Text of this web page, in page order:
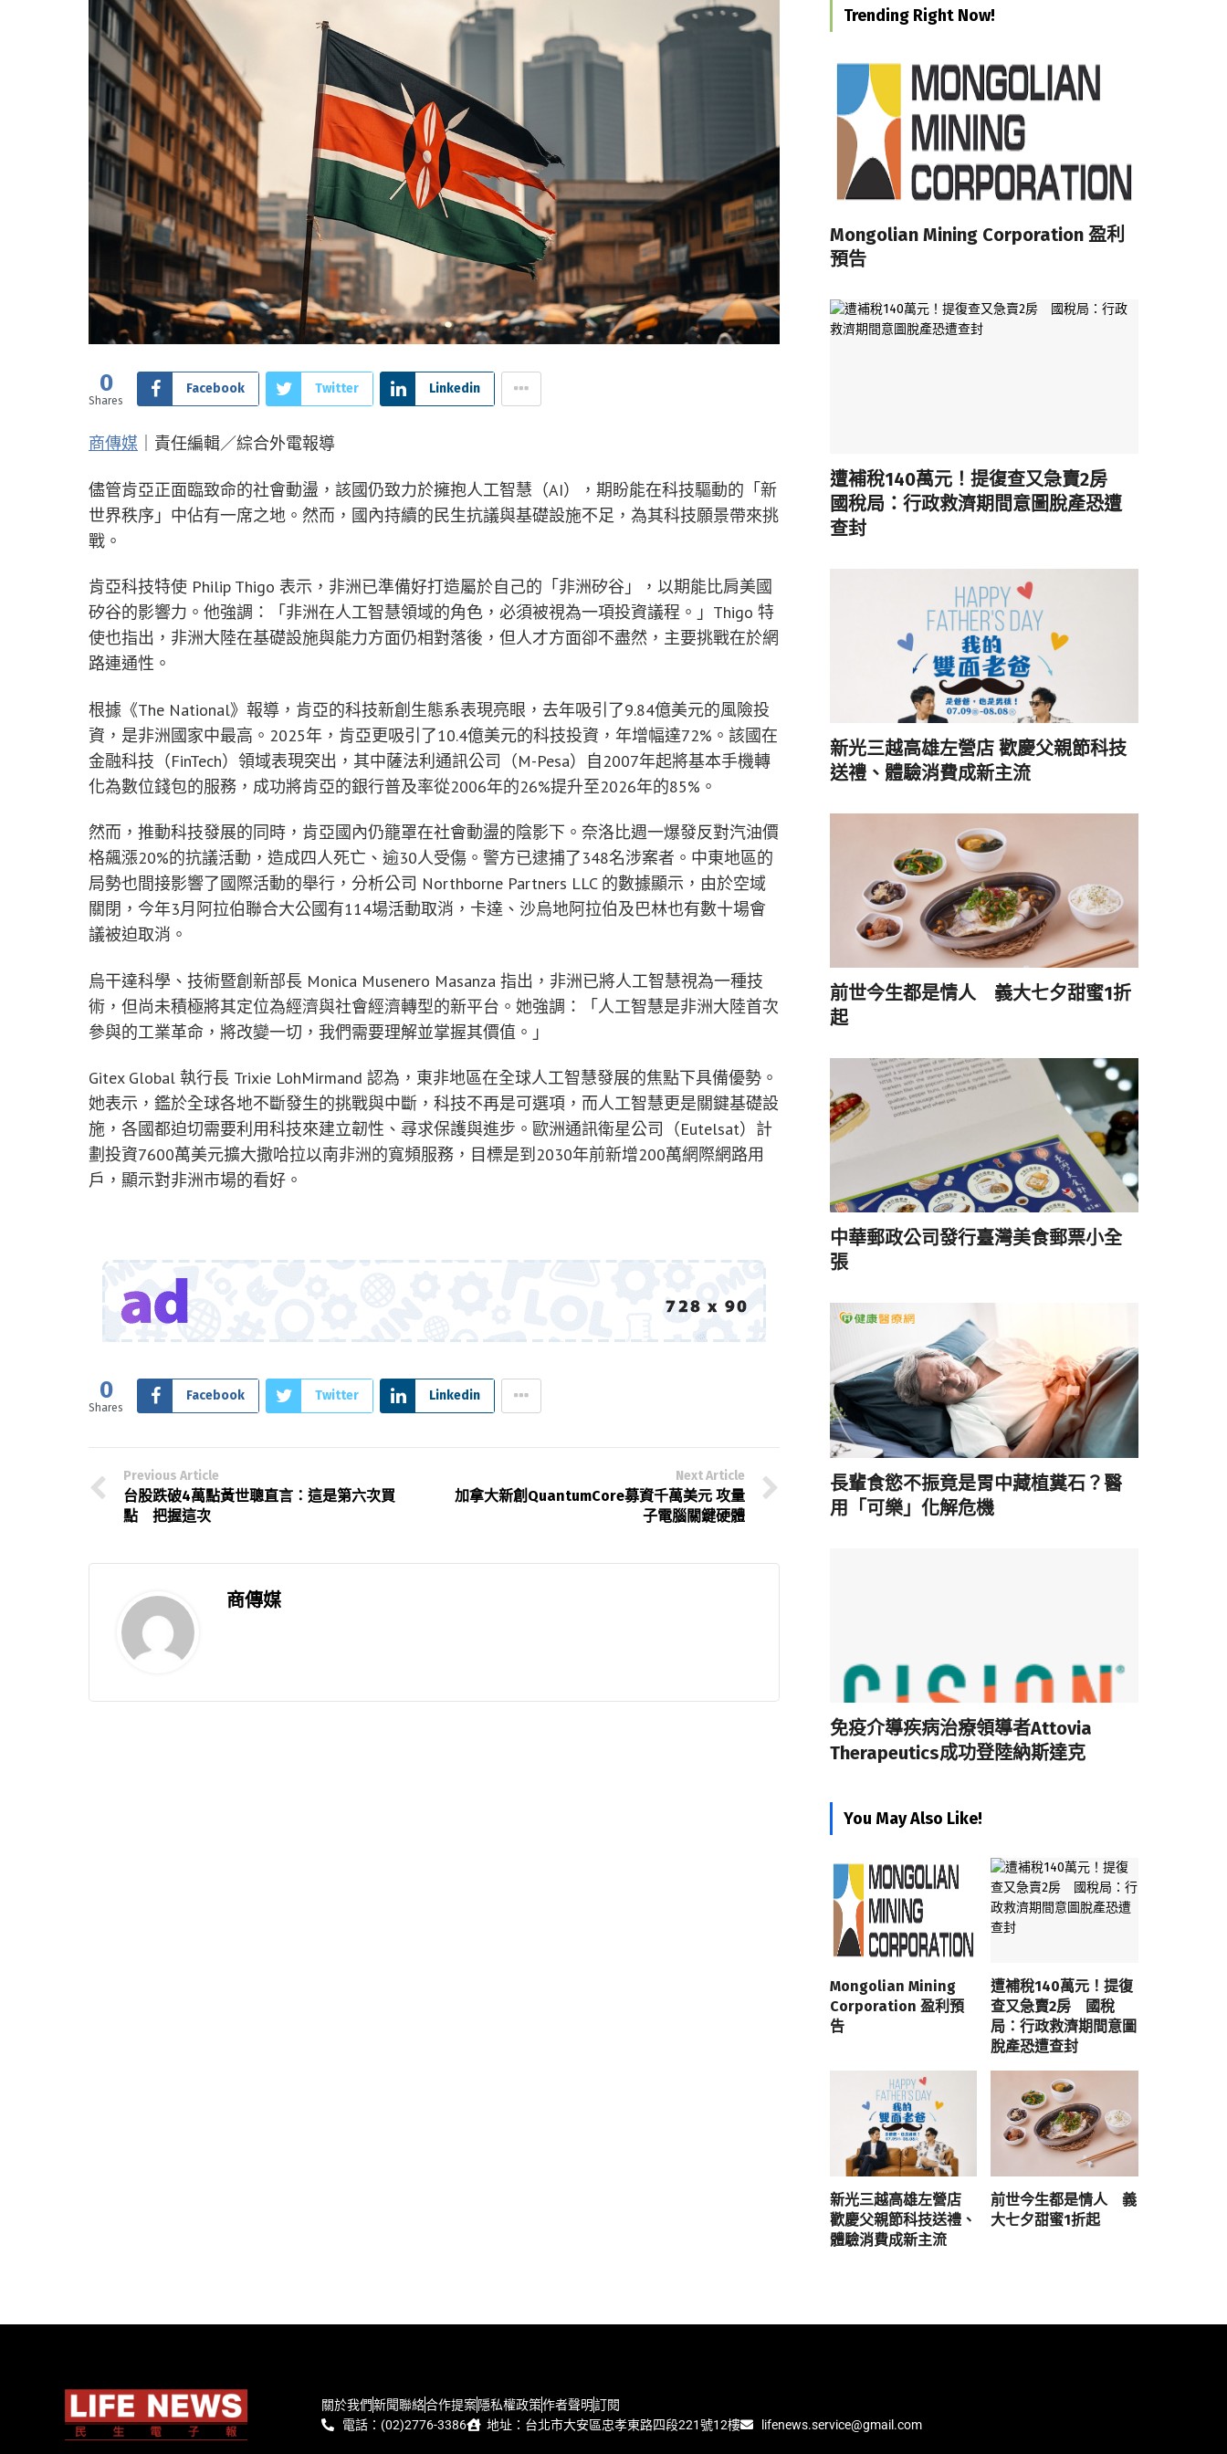
0
Shares
Facebook Twitter Linkedin
商傳媒 ｜責任編輯／綜合外電報導
儘管肯亞正面臨致命的社會動盪，該國仍致力於擁抱人工智慧（AI），期盼能在科技驅動的「新
世界秩序」中佔有一席之地。然而，國內持續的民生抗議與基礎設施不足，為其科技願景帶來挑
戰。
肯亞科技特使 Philip Thigo 表示，非洲已準備好打造屬於自己的「非洲矽谷」，以期能比肩美國
矽谷的影響力。他強調：「非洲在人工智慧領域的角色，必須被視為一項投資議程。」Thigo 特
使也指出，非洲大陸在基礎設施與能力方面仍相對落後，但人才方面卻不盡然，主要挑戰在於網
路連通性。
根據《The National》報導，肯亞的科技新創生態系表現亮眼，去年吸引了9.84億美元的風險投
資，是非洲國家中最高。2025年，肯亞更吸引了10.4億美元的科技投資，年增幅達72%。該國在
金融科技（FinTech）領域表現突出，其中薩法利通訊公司（M-Pesa）自2007年起將基本手機轉
化為數位錢包的服務，成功將肯亞的銀行普及率從2006年的26%提升至2026年的85%。
然而，推動科技發展的同時，肯亞國內仍籠罩在社會動盪的陰影下。奈洛比週一爆發反對汽油價
格飆漲20%的抗議活動，造成四人死亡、逾30人受傷。警方已逮捕了348名涉案者。中東地區的
局勢也間接影響了國際活動的舉行，分析公司 Northborne Partners LLC 的數據顯示，由於空域
關閉，今年3月阿拉伯聯合大公國有114場活動取消，卡達、沙烏地阿拉伯及巴林也有數十場會
議被迫取消。
烏干達科學、技術暨創新部長 Monica Musenero Masanza 指出，非洲已將人工智慧視為一種技
術，但尚未積極將其定位為經濟與社會經濟轉型的新平台。她強調：「人工智慧是非洲大陸首次
參與的工業革命，將改變一切，我們需要理解並掌握其價值。」
Gitex Global 執行長 Trixie LohMirmand 認為，東非地區在全球人工智慧發展的焦點下具備優勢。
她表示，鑑於全球各地不斷發生的挑戰與中斷，科技不再是可選項，而人工智慧更是關鍵基礎設
施，各國都迫切需要利用科技來建立韌性、尋求保護與進步。歐洲通訊衛星公司（Eutelsat）計
劃投資7600萬美元擴大撒哈拉以南非洲的寬頻服務，目標是到2030年前新增200萬網際網路用
戶，顯示對非洲市場的看好。
0
Shares
Facebook Twitter Linkedin
Previous Article
台股跌破4萬點黃世聰直言：這是第六次買
點 把握這次
Next Article
加拿大新創QuantumCore募資千萬美元 攻量
子電腦關鍵硬體
商傳媒
Trending Right Now!
Mongolian Mining Corporation 盈利
預告
遭補稅140萬元！提復查又急賣2房
國稅局：行政救濟期間意圖脫產恐遭
查封
新光三越高雄左營店 歡慶父親節科技
送禮、體驗消費成新主流
前世今生都是情人 義大七夕甜蜜1折
起
中華郵政公司發行臺灣美食郵票小全
張
長輩食慾不振竟是胃中藏植糞石？醫
用「可樂」化解危機
免疫介導疾病治療領導者Attovia
Therapeutics成功登陸納斯達克
You May Also Like!
Mongolian Mining
Corporation 盈利預
告
遭補稅140萬元！提復
查又急賣2房 國稅
局：行政救濟期間意圖
脫產恐遭查封
新光三越高雄左營店
歡慶父親節科技送禮、
體驗消費成新主流
前世今生都是情人 義
大七夕甜蜜1折起
關於我們新聞聯絡合作提案隱私權政策作者聲明訂閱
電話：(02)2776-3386
地址：台北市大安區忠孝東路四段221號12樓 lifenews.service@gmail.com